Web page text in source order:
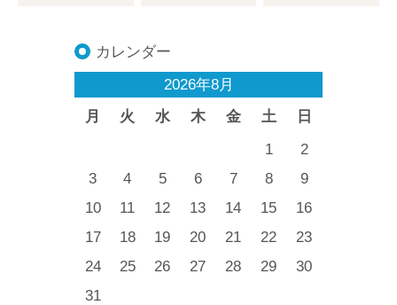
カレンダー
2026年8月
月
火 水 木 金 土 日
1
2
3
4 5 6 7 8
9
10
11 12 13 14 15
16
17
18 19 20 21 22
23
24
25 26 27 28 29
30
31